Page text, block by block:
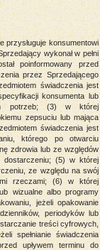
przysługuje konsumentowi
wykonał w pełni
poinformowany przed
przez Sprzedającego
świadczenia jest
konsumenta lub
potrzeb; (3) w której
zepsuciu lub mająca
świadczenia jest
którego po otwarciu
zdrowia lub ze względów
dostarczeniu; (5) w której
ze względu na swój
rzeczami; (6) w której
wizualne albo programy
jeżeli opakowanie
periodyków lub
treści cyfrowych,
spełnianie świadczenia
upływem terminu do